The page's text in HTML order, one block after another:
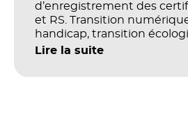
d’enregistrement des
et RS. Transition
handicap, transition
impacts concrets pour les
Lire la suite